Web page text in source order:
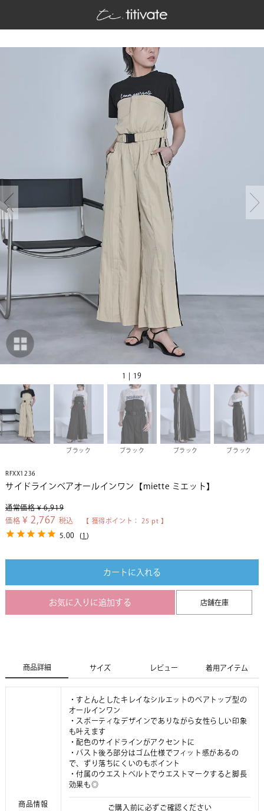
1 | 19
ブラック ブラック ブラック ブラック
RFXX1236
サイドラインベアオールインワン【miette ミエット】
通常価格 ¥ 6,919
価格 ¥ 2,767 税込 【 獲得ポイント： 25 pt 】
5.00 (1 )
カートに入れる
お気に入りに追加する 店舗在庫
商品詳細 サイズ レビュー 着用アイテム
商品情報
・すとんとしたキレイなシルエットのベアトップ型の
オールインワン
・スポーティなデザインでありながら女性らしい印象
も叶えます
・配色のサイドラインがアクセントに
・バスト後ろ部分はゴム仕様でフィット感があるの
で、ずり落ちにくいのもポイント
・付属のウエストベルトでウエストマークすると脚長
効果も◎
ご購入前に必ずご確認ください